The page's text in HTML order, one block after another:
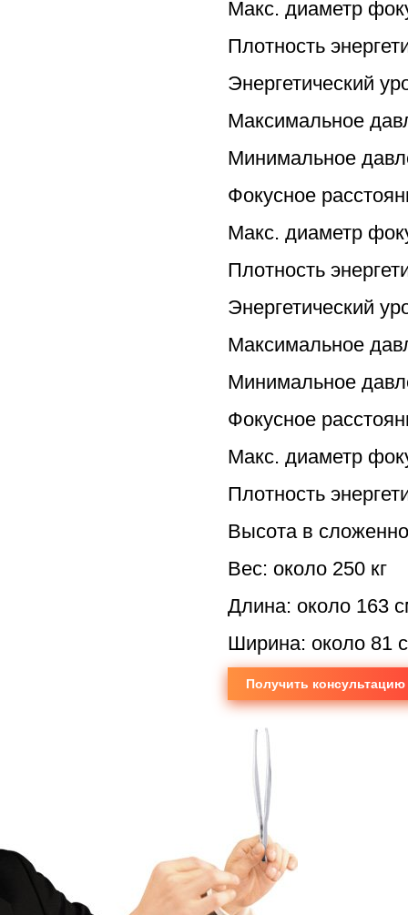
Макс. диаметр
Плотность
Энергетический
Максимальное
Минимальное
Фокусное
Макс. диаметр
Плотность
Энергетический
Максимальное
Минимальное
Фокусное
Макс. диаметр
Плотность
Высота в
Вес: около 250 кг
Длина: около 163
Ширина: около 81
Получить консультацию